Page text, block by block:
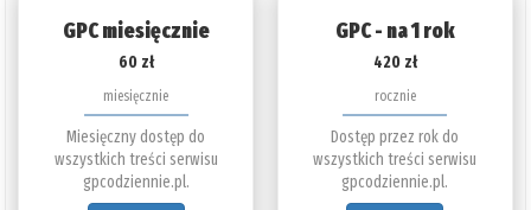
GPC miesięcznie
60 zł
miesięcznie
Miesięczny dostęp do
wszystkich treści serwisu
gpcodziennie.pl.
GPC - na 1 rok
420 zł
rocznie
Dostęp przez rok do
wszystkich treści serwisu
gpcodziennie.pl.